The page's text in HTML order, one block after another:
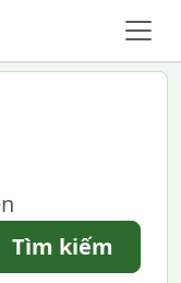
Tìm kiếm